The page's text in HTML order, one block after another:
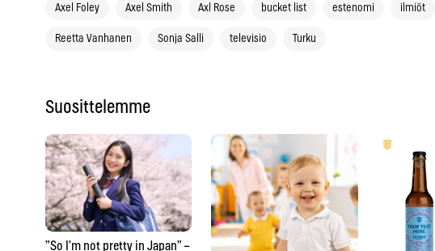
Axel Foley Axel Smith Axl Rose bucket list estenomi ilmiöt
Reetta Vanhanen Sonja Salli televisio Turku
Suosittelemme
”So I’m not pretty in Japan” –